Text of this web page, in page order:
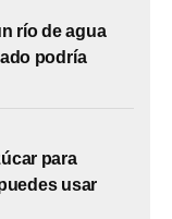
río de agua
podría
para
usar